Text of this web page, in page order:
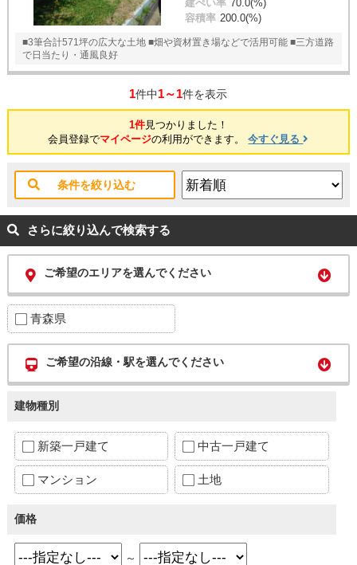
建ぺい率 70.0(%)
容積率 200.0(%)
■3筆合計571坪の広大な土地 ■畑や資材置き場などで活用可能 ■三方道路
で日当たり・通風良好
1件中1～1件を表示
1件見つかりました！
会員登録でマイページの利用ができます。今すぐ見る
条件を絞り込む
さらに絞り込んで検索する
ご希望のエリアを選んでください
青森県
ご希望の沿線・駅を選んでください
建物種別
新築一戸建て 中古一戸建て
マンション 土地
価格
～